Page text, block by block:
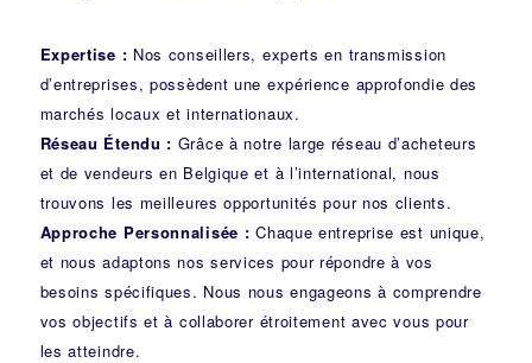
Expertise : Nos conseillers, experts en transmission
d’entreprises, possèdent une expérience approfondie des
marchés locaux et internationaux.
Réseau Étendu : Grâce à notre large réseau d’acheteurs
et de vendeurs en Belgique et à l’international, nous
trouvons les meilleures opportunités pour nos clients.
Approche Personnalisée : Chaque entreprise est unique,
et nous adaptons nos services pour répondre à vos
besoins spécifiques. Nous nous engageons à comprendre
vos objectifs et à collaborer étroitement avec vous pour
les atteindre.